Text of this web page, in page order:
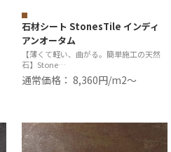
石材シート StonesTile インディ
アンオータム
【薄くて軽い、曲がる。簡単施工の天然
石】Stone…
通常価格： 8,360円/m2〜